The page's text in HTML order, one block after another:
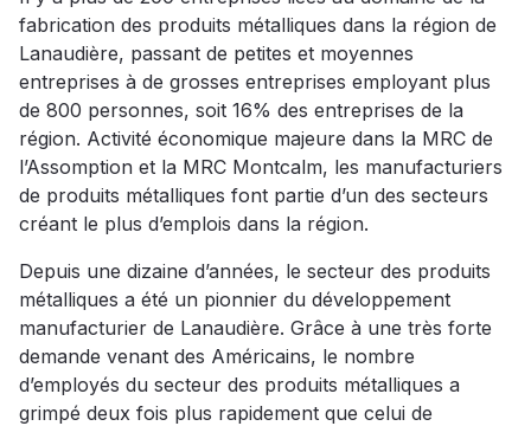
fabrication des produits métalliques dans la région de
Lanaudière, passant de petites et moyennes
entreprises à de grosses entreprises employant plus
de 800 personnes, soit 16% des entreprises de la
région. Activité économique majeure dans la MRC de
l’Assomption et la MRC Montcalm, les manufacturiers
de produits métalliques font partie d’un des secteurs
créant le plus d’emplois dans la région.
Depuis une dizaine d’années, le secteur des produits
métalliques a été un pionnier du développement
manufacturier de Lanaudière. Grâce à une très forte
demande venant des Américains, le nombre
d’employés du secteur des produits métalliques a
grimpé deux fois plus rapidement que celui de